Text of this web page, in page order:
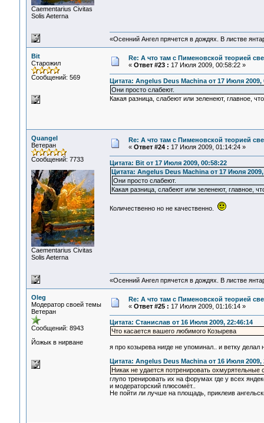
Сaementarius Civitas
Solis Aeterna
«Осенний Ангел прячется в дождях. В листве
Bit
Старожил
Сообщений: 569
Re: А что там с Пименовской теорией
« Ответ #23 : 17 Июля 2009, 00:58:22 »
Цитата: Angelus Deus Machina от 17 Июля 2009,
Они просто слабеют.
Какая разница, слабеют или зеленеют, главное,
Quangel
Ветеран
Сообщений: 7733
Сaementarius Civitas
Solis Aeterna
Re: А что там с Пименовской теорией
« Ответ #24 : 17 Июля 2009, 01:14:24 »
Цитата: Bit от 17 Июля 2009, 00:58:22
Цитата: Angelus Deus Machina от 17 Июля
Они просто слабеют.
Какая разница, слабеют или зеленеют, главное,
Количественно но не качественно.
«Осенний Ангел прячется в дождях. В листве
Oleg
Модератор своей темы
Ветеран
Сообщений: 8943
Йожык в нирване
Re: А что там с Пименовской теорией
« Ответ #25 : 17 Июля 2009, 01:16:14 »
Цитата: Станислав от 16 Июля 2009, 22:46:14
Что касается вашего любимого Козырева
я про козырева нигде не упоминал.. и ветку делал
Цитата: Angelus Deus Machina от 16 Июля 2009,
Никак не удается потренировать охмурятельные
глупо тренировать их на форумах где у всех
и модераторский плюсомёт..
Не пойти ли лучше на площадь, приклеив